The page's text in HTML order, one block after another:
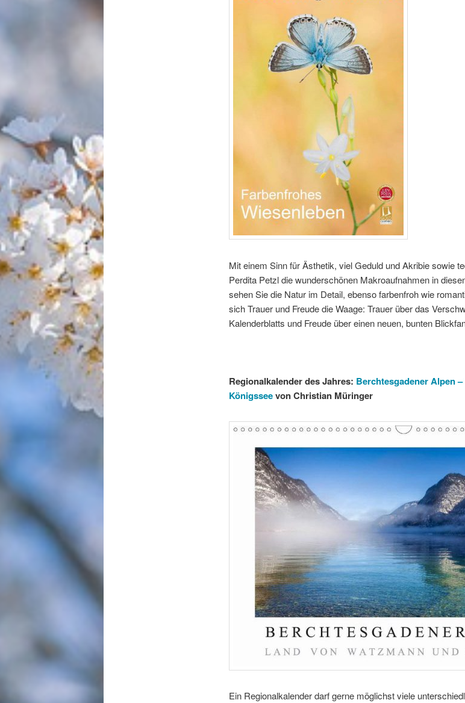
Mit einem Sinn für Ästhetik, viel Geduld und Akribie sowie
Perdita Petzl die wunderschönen Makroaufnahmen in
sehen Sie die Natur im Detail, ebenso farbenfroh wie
sich Trauer und Freude die Waage: Trauer über das
Kalenderblatts und Freude über einen neuen, bunten
Regionalkalender des Jahres: Berchtesgadener Alpen
Königsseevon Christian Müringer
Ein Regionalkalender darf gerne möglichst viele